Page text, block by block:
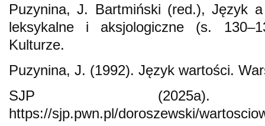
Puzynina, J. Bartmiński (red.), Język
leksykalne i aksjologiczne (s.
Kulturze.
Puzynina, J. (1992). Język wartości.
SJP (2025a).
https://sjp.pwn.pl/doroszewski/